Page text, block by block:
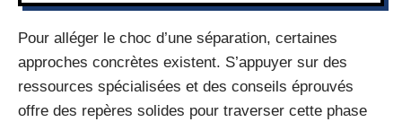
Pour alléger le choc d’une séparation, certaines
approches concrètes existent. S’appuyer sur des
ressources spécialisées et des conseils éprouvés
offre des repères solides pour traverser cette phase